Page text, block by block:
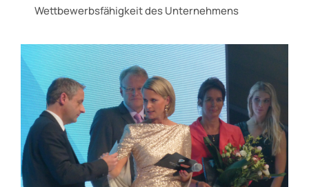
Wettbewerbsfähigkeit des Unternehmens